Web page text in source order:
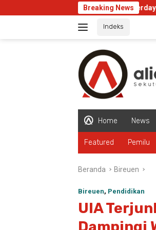
ke
Breaking News
Sangerday Fest 2026
Indeks
Home News
Featured Pemilu
Beranda Bireuen
Bireuen, Pendidikan
UIA